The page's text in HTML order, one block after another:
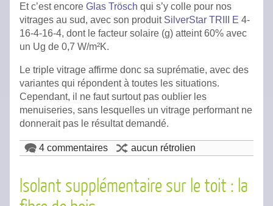
Et c’est encore Glas Trösch qui s’y colle pour nos
vitrages au sud, avec son produit SilverStar TRIII E 4-
16-4-16-4, dont le facteur solaire (g) atteint 60% avec
un Ug de 0,7 W/m²K.
Le triple vitrage affirme donc sa suprématie, avec des
variantes qui répondent à toutes les situations.
Cependant, il ne faut surtout pas oublier les
menuiseries, sans lesquelles un vitrage performant ne
donnerait pas le résultat demandé.
4 commentaires aucun rétrolien
Isolant supplémentaire sur le toit : la